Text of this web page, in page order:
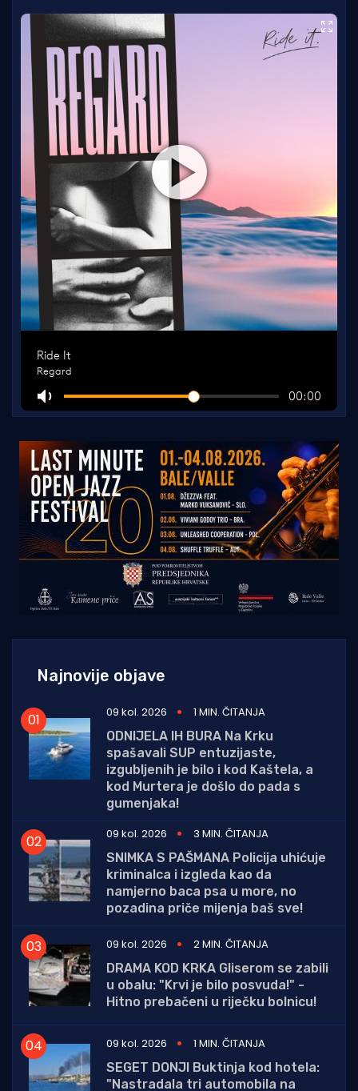
Najnovije objave
09 kol. 2026
1 MIN. ČITANJA
ODNIJELA IH BURA Na Krku
spašavali SUP entuzijaste,
izgubljenih je bilo i kod Kaštela, a
kod Murtera je došlo do pada s
gumenjaka!
09 kol. 2026
3 MIN. ČITANJA
SNIMKA S PAŠMANA Policija uhićuje
kriminalca i izgleda kao da
namjerno baca psa u more, no
pozadina priče mijenja baš sve!
09 kol. 2026
2 MIN. ČITANJA
DRAMA KOD KRKA Gliserom se zabili
u obalu: "Krvi je bilo posvuda!" -
Hitno prebačeni u riječku bolnicu!
09 kol. 2026
1 MIN. ČITANJA
SEGET DONJI Buktinja kod hotela:
"Nastradala tri automobila na